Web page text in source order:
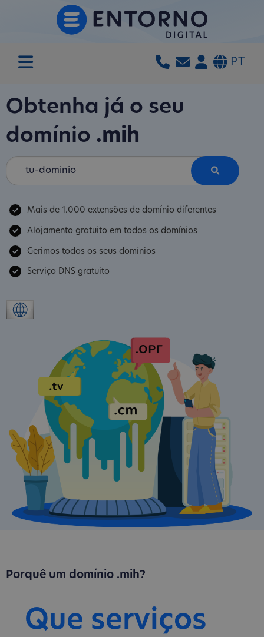
PT
Obtenha já o seu
domínio .mih
Mais de 1.000 extensões de domínio diferentes
Alojamento gratuito em todos os domínios
Gerimos todos os seus domínios
Serviço DNS gratuito
Porquê um domínio .mih?
Que serviços